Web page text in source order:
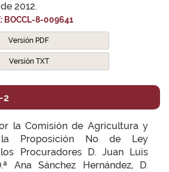
2012.
BOCCL-8-009641
Versión PDF
Versión TXT
2
la Comisión de Agricultura y
la Proposición No de Ley
Procuradores D. Juan Luis
Ana Sánchez Hernández, D.